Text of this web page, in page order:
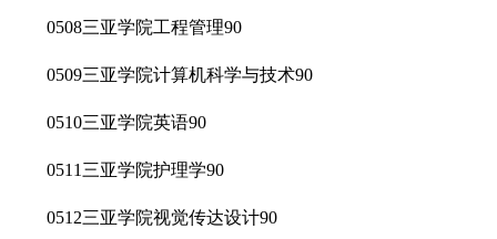
0508三亚学院工程管理90
0509三亚学院计算机科学与技术90
0510三亚学院英语90
0511三亚学院护理学90
0512三亚学院视觉传达设计90